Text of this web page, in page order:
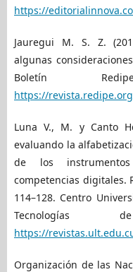
https://
Jauregui M. S. Z.
algunas
Boletín
https://
Luna V., M. y Canto
evaluando la
de los
competencias digitales.
114–128. Centro
Tecnologías
https://
Organización de las